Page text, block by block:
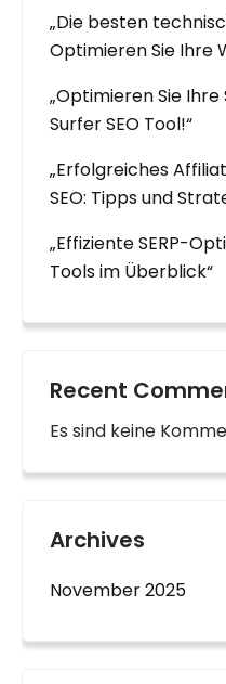
„Die besten
Optimieren Sie Ihre
„Optimieren Sie
Surfer SEO Tool!“
„Erfolgreiches
SEO: Tipps und
„Effiziente SERP-
Tools im Überblick“
Recent
Es sind keine
Archives
November 2025